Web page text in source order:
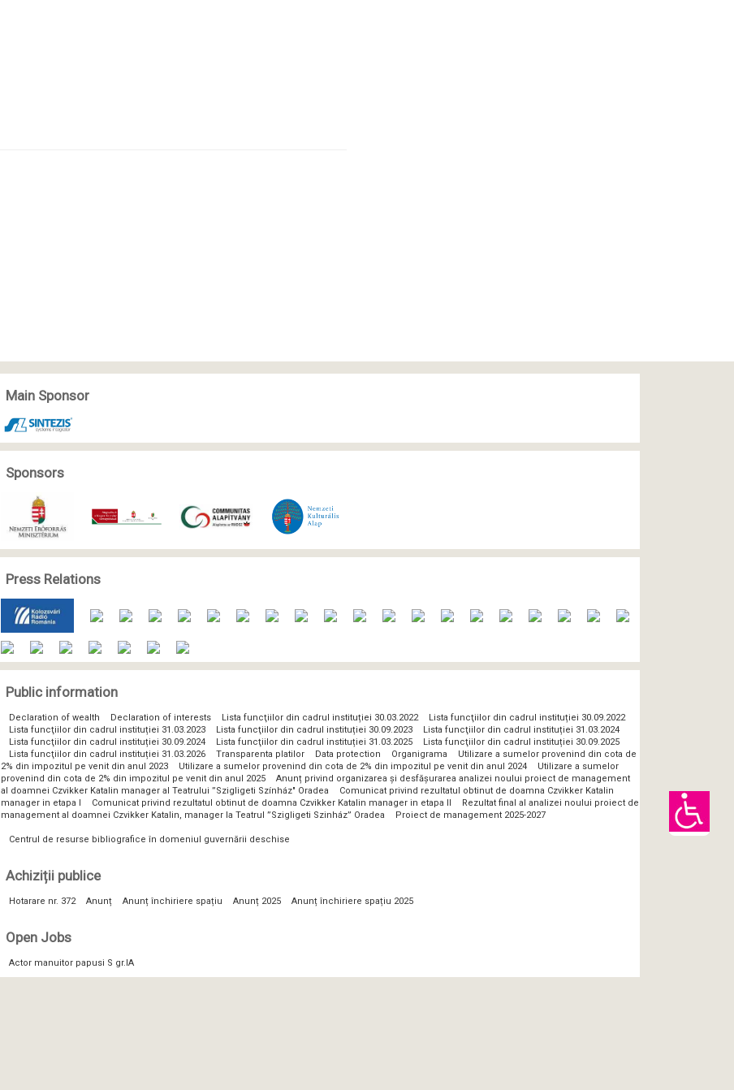
Main Sponsor
Sponsors
Press Relations
Public information
Declaration of wealth Declaration of interests Lista funcţiilor din cadrul instituției 30.03.2022
Lista funcţiilor din cadrul instituției 30.09.2022
Lista funcţiilor din cadrul instituției 31.03.2023
Lista funcţiilor din cadrul instituției 30.09.2023
Lista funcţiilor din cadrul instituției 31.03.2024
Lista funcţiilor din cadrul instituției 30.09.2024
Lista funcţiilor din cadrul instituției 31.03.2025
Lista funcţiilor din cadrul instituției 30.09.2025
Lista funcţiilor din cadrul instituției 31.03.2026
Transparenta platilor Data protection Organigrama
Utilizare a sumelor provenind din cota de
2% din impozitul pe venit din anul 2023
Utilizare a sumelor provenind din cota de 2% din impozitul pe venit din anul 2024
Utilizare a sumelor
provenind din cota de 2% din impozitul pe venit din anul 2025
Anunț privind organizarea și desfășurarea analizei noului proiect de management
al doamnei Czvikker Katalin manager al Teatrului ”Szigligeti Színház" Oradea
Comunicat privind rezultatul obtinut de doamna Czvikker Katalin
manager in etapa I
Comunicat privind rezultatul obtinut de doamna Czvikker Katalin manager in etapa II
Rezultat final al analizei noului proiect de
management al doamnei Czvikker Katalin, manager la Teatrul ”Szigligeti Szinház” Oradea
Proiect de management 2025-2027
Centrul de resurse bibliografice în domeniul guvernării deschise
Achiziții publice
Hotarare nr. 372 Anunț Anunț închiriere spațiu Anunț 2025 Anunț închiriere spațiu 2025
Open Jobs
Actor manuitor papusi S gr.IA